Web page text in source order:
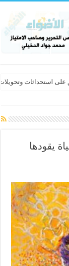
استحداثات وتحويلات
يقودها